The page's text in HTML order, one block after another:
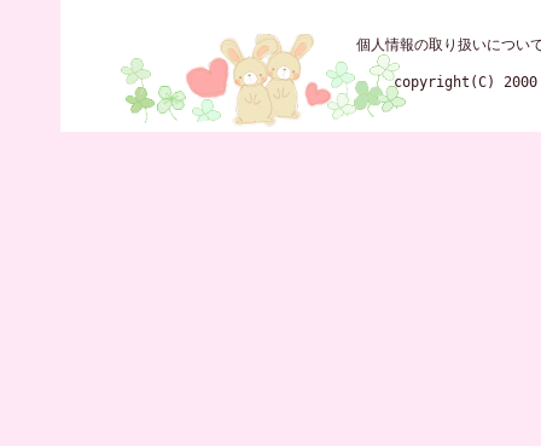
個人情報の取り扱いについ
copyright(C) 2000